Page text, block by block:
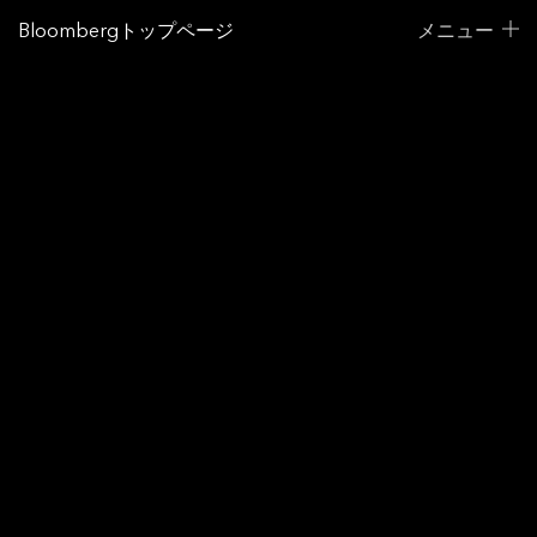
Bloombergトップページ メニュー